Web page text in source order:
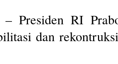
Presiden RI
dan